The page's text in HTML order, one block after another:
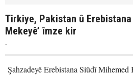
Tirkiye, Pakistan û Erebistana
Mekeyê’ îmze kir
.
Şahzadeyê Erebistana Siûdî